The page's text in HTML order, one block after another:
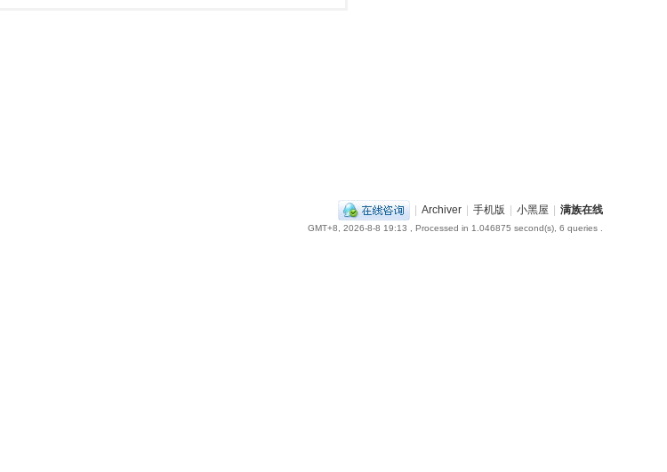
| Archiver | 手机版 | 小黑屋 | 满族在线
GMT+8, 2026-8-8 19:13 , Processed in 1.046875 second(s), 6 queries .